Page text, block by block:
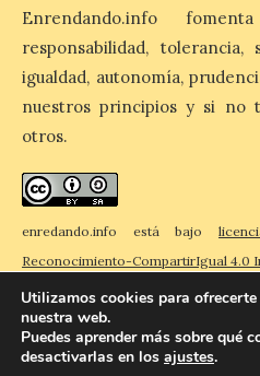
Una
promocionar
local de toda
inspirada en los
la Escuela de
El Ayuntamiento de Salamanca
en marcha desde este 31
promoción […]
Enrendando.info
responsabilidad, tolerancia,
igualdad, autonomía,
nuestros principios y si no
otros.
enredando.info está bajo
Reconocimiento-CompartirIgual 4.0
© 2026 Enredando Política de
Utilizamos cookies para
nuestra web.
Puedes aprender más sobre qué
desactivarlas en los ajustes.